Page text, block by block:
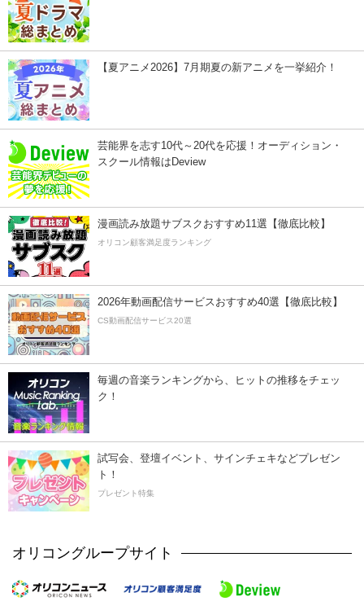
【夏アニメ2026】7月期夏の新アニメを一挙紹介！
芸能界を志す10代～20代を応援！オーディション・
スクール情報はDeview
漫画読み放題サブスクおすすめ11選【徹底比較】
オリコン顧客満足度ランキング
2026年動画配信サービスおすすめ40選【徹底比較】
CS動画配信サービス20選
毎週の音楽ランキングから、ヒットの推移をチェッ
ク！
試写会、登壇イベント、サインチェキなどプレゼン
ト！
プレゼント特集
オリコングループサイト